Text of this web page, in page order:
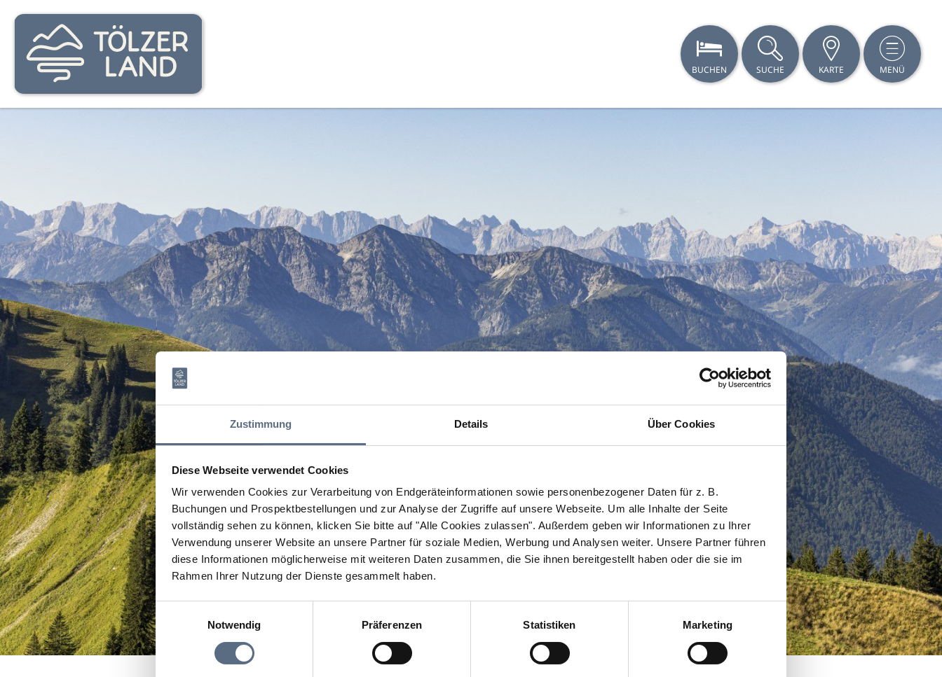
Zustimmung Details Über Cookies
Diese Webseite verwendet Cookies
Wir verwenden Cookies zur Verarbeitung von Endgeräteinformationen sowie personenbezogener Daten für z. B.
Buchungen und Prospektbestellungen und zur Analyse der Zugriffe auf unsere Webseite. Um alle Inhalte der Seite
vollständig sehen zu können, klicken Sie bitte auf "Alle Cookies zulassen". Außerdem geben wir Informationen zu Ihrer
Verwendung unserer Website an unsere Partner für soziale Medien, Werbung und Analysen weiter. Unsere Partner führen
diese Informationen möglicherweise mit weiteren Daten zusammen, die Sie ihnen bereitgestellt haben oder die sie im
Rahmen Ihrer Nutzung der Dienste gesammelt haben.
Einwilligungsauswahl
Notwendig
Präferenzen Statistiken Marketing
BUCHEN SUCHE KARTE MENÜ
Parkplatz Heimatmuseum